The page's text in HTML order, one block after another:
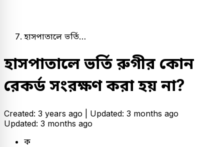
হাসপাতালে ভর্তি…
হাসপাতালে ভর্তি রুগীর কোন
রেকর্ড সংরক্ষণ করা হয় না?
Created: 3 years ago | Updated: 3 months ago
Updated: 3 months ago
ক